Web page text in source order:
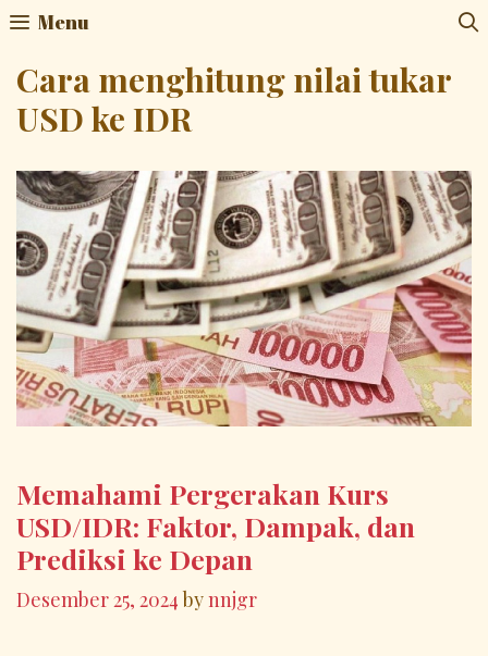
Skip
content
Menu
Cara menghitung nilai tukar
USD ke IDR
Memahami Pergerakan Kurs
USD/IDR: Faktor, Dampak, dan
Prediksi ke Depan
Desember 25, 2024 bynnjgr